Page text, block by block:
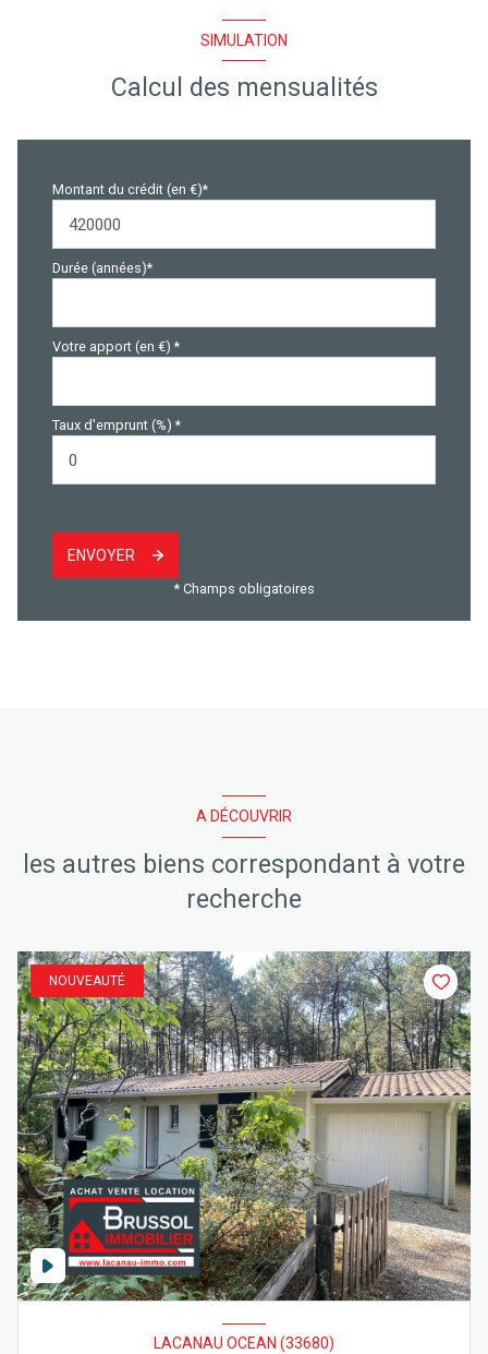
SIMULATION
Calcul des mensualités
Montant du crédit (en €)*
Durée (années)*
Votre apport (en €) *
Taux d'emprunt (%) *
ENVOYER
* Champs obligatoires
A DÉCOUVRIR
les autres biens correspondant à votre
recherche
NOUVEAUTÉ
LACANAU OCEAN (33680)